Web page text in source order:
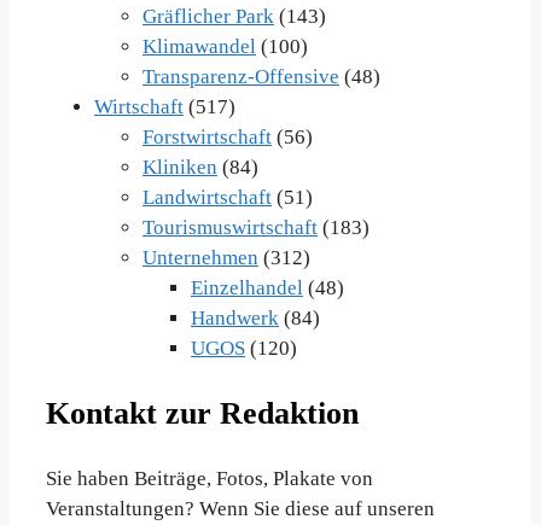
Gräflicher Park (143)
Klimawandel (100)
Transparenz-Offensive (48)
Wirtschaft (517)
Forstwirtschaft (56)
Kliniken (84)
Landwirtschaft (51)
Tourismuswirtschaft (183)
Unternehmen (312)
Einzelhandel (48)
Handwerk (84)
UGOS (120)
Kontakt zur Redaktion
Sie haben Beiträge, Fotos, Plakate von
Veranstaltungen? Wenn Sie diese auf unseren